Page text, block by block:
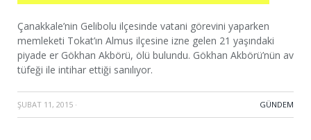
Çanakkale’nin Gelibolu ilçesinde vatani görevini yaparken
memleketi Tokat’ın Almus ilçesine izne gelen 21 yaşındaki
piyade er Gökhan Akbörü, ölü bulundu. Gökhan Akbörü’nün av
tüfeği ile intihar ettiği sanılıyor.
ŞUBAT 11, 2015 · GÜNDEM